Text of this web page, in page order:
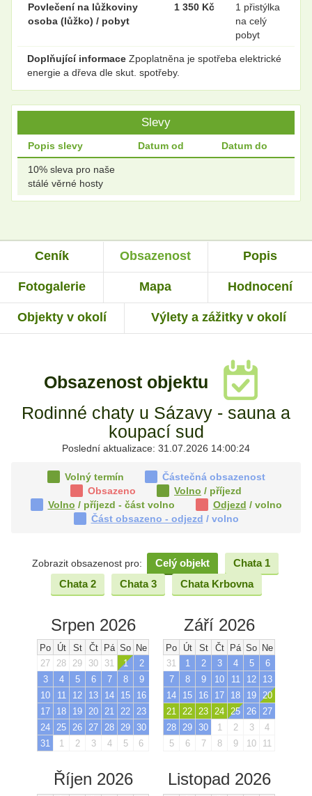
Povlečení na lůžkoviny
osoba (lůžko) / pobyt
1 350 Kč
1 přistýlka
na celý
pobyt
Doplňující informace Zpoplatněna je spotřeba elektrické
energie a dřeva dle skut. spotřeby.
Slevy
Popis slevy Datum od Datum do
10% sleva pro naše
stálé věrné hosty
Ceník Obsazenost Popis
Fotogalerie Mapa Hodnocení
Objekty v okolí Výlety a zážitky v okolí
Obsazenost objektu
Rodinné chaty u Sázavy - sauna a
koupací sud
Poslední aktualizace: 31.07.2026 14:00:24
Volný termín
Částečná obsazenost
Obsazeno
Volno / příjezd
Volno / příjezd - část volno Odjezd / volno
Část obsazeno - odjezd / volno
Zobrazit obsazenost pro: Celý objekt
Chata 1
Chata 2
Chata 3 Chata Krbovna
Srpen 2026
Po Út St Čt Pá So Ne
27
28 29 30 31 1
2
3
4 5 6 7 8
9
10
11 12 13 14 15
16
17
18 19 20 21 22 23
24 25 26 27 28 29 30
31
1 2 3 4 5 6
Září 2026
Po Út St Čt Pá So Ne
31
1 2 3 4 5
6
7
8 9 10 11 12
13
14
15 16 17 18 19 20
21 22 23 24 25 26 27
28 29 30 1 2 3
4
5
6 7 8 9 10 11
Říjen 2026 Listopad 2026